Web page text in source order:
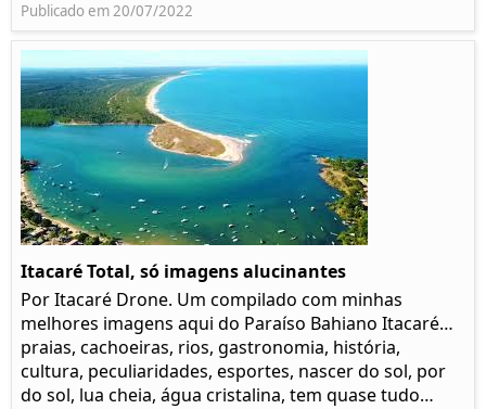
Publicado em 20/07/2022
Itacaré Total, só imagens alucinantes
Por Itacaré Drone. Um compilado com minhas
melhores imagens aqui do Paraíso Bahiano Itacaré…
praias, cachoeiras, rios, gastronomia, história,
cultura, peculiaridades, esportes, nascer do sol, por
do sol, lua cheia, água cristalina, tem quase tudo…